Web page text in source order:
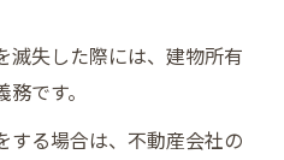
滅失した際には、建物所有
です。
する場合は、不動産会社の